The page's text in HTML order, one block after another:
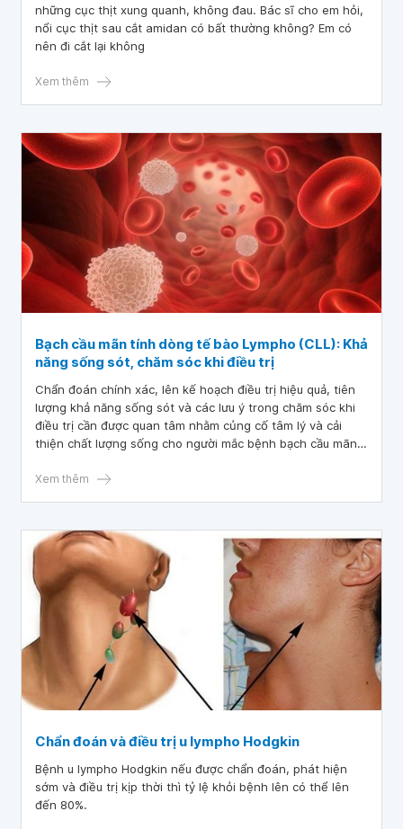
những cục thịt xung quanh, không đau. Bác sĩ cho em hỏi,
nổi cục thịt sau cắt amidan có bất thường không? Em có
nên đi cắt lại không
Xem thêm
Bạch cầu mãn tính dòng tế bào Lympho (CLL): Khả
năng sống sót, chăm sóc khi điều trị
Chẩn đoán chính xác, lên kế hoạch điều trị hiệu quả, tiên
lượng khả năng sống sót và các lưu ý trong chăm sóc khi
điều trị cần được quan tâm nhằm củng cố tâm lý và cải
thiện chất lượng sống cho người mắc bệnh bạch cầu mãn
Xem thêm
Chẩn đoán và điều trị u lympho Hodgkin
Bệnh u lympho Hodgkin nếu được chẩn đoán, phát hiện
sớm và điều trị kịp thời thì tỷ lệ khỏi bệnh lên có thể lên
đến 80%.